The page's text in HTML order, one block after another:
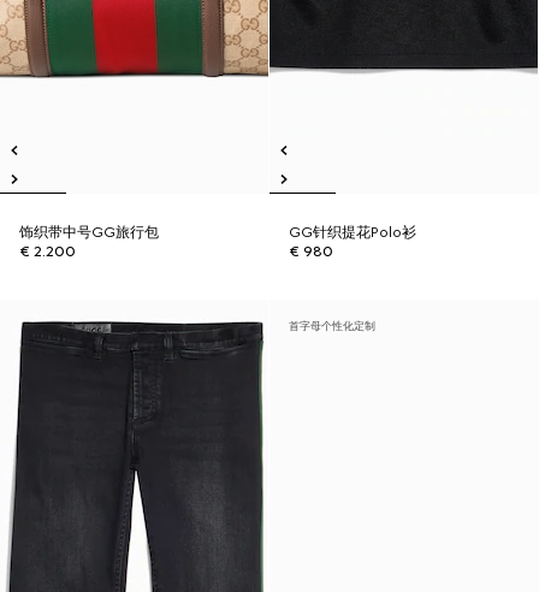
饰织带中号GG旅行包
€ 2.200
GG针织提花Polo衫
€ 980
首字母个性化定制